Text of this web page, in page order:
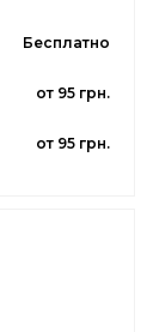
Бесплатно
от 95 грн.
от 95 грн.